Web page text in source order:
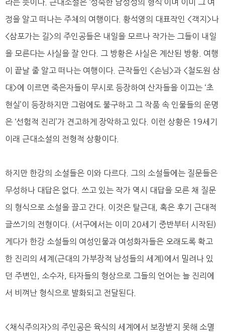
라는 뜻이다. 근대소설은 ‘성숙한 남성성의 형식’이며 이미 그 여
정을 알고 떠나는 주체의 여행이다. 황석영의 대표작인 <객지>나
<삼포가는 길>의 주인공들은 내일을 모르나 작가는 그들이 내일
을 모른다는 사실을 잘 안다. 그 방황은 사실은 계산된 방황. 여행
이 끝날 줄 알고 떠나는 여행이다. 근작들인 <손님>과 <철도원 삼
대>에 이르면 죽은자들이 무시로 등장하여 산자들을 이끄는 ‘초
현실’이 등장하지만 그럼에도 불구하고 그 작품 속 인물들의 운명
은 ‘선험적 진리’가 견고하게 장악하고 있다. 이런 상황은 19세기
이래 근대소설의 전형적 상황이다.
하지만 한강의 소설들은 이와 다르다. 그의 소설들에는 질문들은
무성하나 대답은 없다. 쓰고 있는 작가 역시 대답을 모른 채 질문
의 형식으로 소설을 끌고 간다. 이것은 탈근대, 혹은 후기 근대적
글쓰기의 전형이다. (서구에서는 이미 20세기 중반부터 시작된)
게다가 한강 소설들의 여성인물과 여성화자들은 오래도록 확고
한 진리의 세계(근대의 가부장적 남성들의 세계)에서 밀려나 있
던 주변인, 소수자, 타자들의 형상으로 그들의 언어는 늘 진리에
서 비껴난 형식으로 발화되고 전달된다.
<채식주의자>의 주인공은 육식의 세계에서 보장받지 못해 소멸